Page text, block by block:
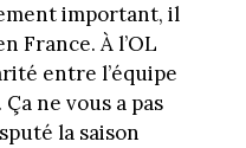
important, il
France. À l’OL
entre l’équipe
ne vous a pas
la saison